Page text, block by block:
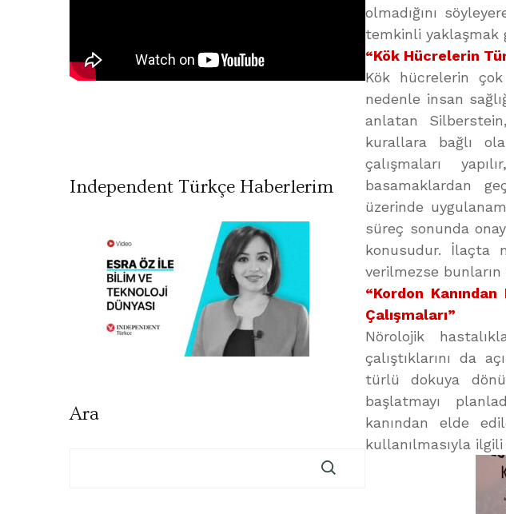
olmadığını
temkinli yaklaşmak
“Kök Hücrelerin
Kök hücrelerin
nedenle insan
anlatan
kurallara bağlı
çalışmaları
basamaklardan
üzerinde
süreç sonunda
konusudur. İlaçta
verilmezse
“Kordon
Çalışmaları”
Nörolojik
çalıştıklarını da
türlü dokuya
başlatmayı
kanından elde
kullanılmasıyla
Independent Türkçe Haberlerim
Ara